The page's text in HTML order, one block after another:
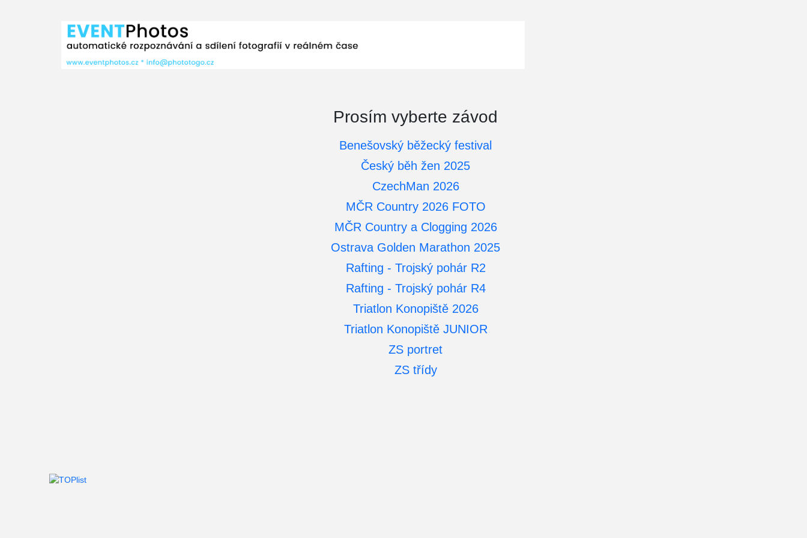
Prosím vyberte závod
Benešovský běžecký festival
Český běh žen 2025
CzechMan 2026
MČR Country 2026 FOTO
MČR Country a Clogging 2026
Ostrava Golden Marathon 2025
Rafting - Trojský pohár R2
Rafting - Trojský pohár R4
Triatlon Konopiště 2026
Triatlon Konopiště JUNIOR
ZS portret
ZS třídy